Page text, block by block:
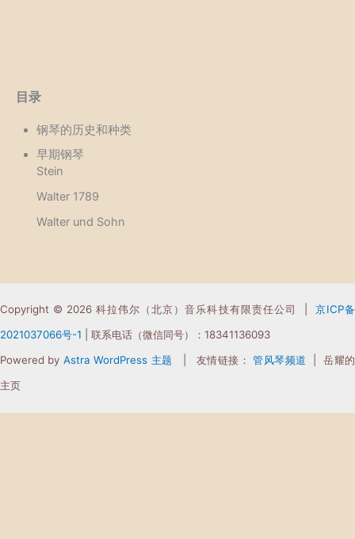
目录
钢琴的历史和种类
早期钢琴
Stein
Walter 1789
Walter und Sohn
Copyright © 2026 科拉伟尔（北京）音乐科技有限责任公司 | 京ICP备
2021037066号-1 | 联系电话（微信同号）：18341136093
Powered by Astra WordPress 主题 | 友情链接：管风琴频道 | 岳耀的
主页